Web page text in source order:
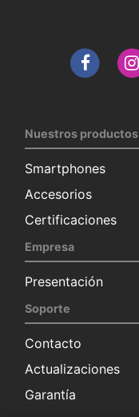
Nuestros productos
Smartphones
Accesorios
Certificaciones
Empresa
Presentación
Soporte
Contacto
Actualizaciones
Garantía